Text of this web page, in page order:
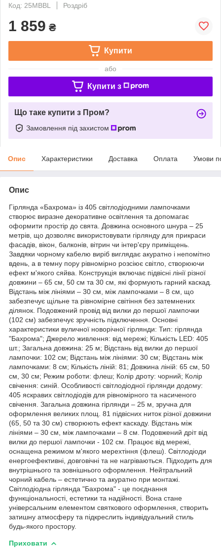
Код: 25MBBL
Роздріб
1 859 ₴
Купити
або
Купити з
Що таке купити з Пром?
Замовлення під захистом
Опис Характеристики Доставка Оплата Умови
Опис
Гірлянда «Бахрома» із 405 світлодіодними лампочками
створює виразне декоративне освітлення та допомагає
оформити простір до свята. Довжина основного шнура – ​​25
метрів, що дозволяє використовувати гірлянду для прикраси
фасадів, вікон, балконів, вітрин чи інтер'єру приміщень.
Завдяки чорному кабелю виріб виглядає акуратно і непомітно
вдень, а в темну пору рівномірно розсіює світло, створюючи
ефект м'якого сяйва. Конструкція включає підвісні лінії різної
довжини – 65 см, 50 см та 30 см, які формують гарний каскад.
Відстань між лініями – 30 см, між лампочками – 8 см, що
забезпечує щільне та рівномірне світіння без затемнених
ділянок. Подовжений провід від вилки до першої лампочки
(102 см) забезпечує зручність підключення. Основні
характеристики вуличної новорічної гірлянди: Тип: гірлянда
"Бахрома"; Джерело живлення: від мережі; Кількість LED: 405
шт.; Загальна довжина: 25 м; Відстань від вилки до першої
лампочки: 102 см; Відстань між лініями: 30 см; Відстань між
лампочками: 8 см; Кількість ліній: 81; Довжина ліній: 65 см, 50
см, 30 см; Режим роботи: флеш; Колір дроту: чорний; Колір
свічення: синій. Особливості світлодіодної гірлянди додому:
405 яскравих світлодіодів для рівномірного та насиченого
свічення. Загальна довжина гірлянди – 25 м, зручна для
оформлення великих площ. 81 підвісних ниток різної довжини
(65, 50 та 30 см) створюють ефект каскаду. Відстань між
лініями – 30 см, між лампочками – 8 см. Подовжений дріт від
вилки до першої лампочки - 102 см. Працює від мережі,
оснащена режимом м'якого мерехтіння (флеш). Світлодіоди
енергоефективні, довговічні та не нагріваються. Підходить для
внутрішнього та зовнішнього оформлення. Нейтральний
чорний кабель – естетично та акуратно при монтажі.
Світлодіодна гірлянда "Бахрома" - це поєднання
функціональності, естетики та надійності. Вона стане
універсальним елементом святкового оформлення, створить
затишну атмосферу та підкреслить індивідуальний стиль
будь-якого простору.
Приховати